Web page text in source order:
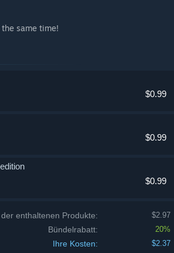
same time!
$0.99
$0.99
$0.99
$2.97
enthaltenen Produkte:
20%
Bündelrabatt:
$2.37
Ihre Kosten: